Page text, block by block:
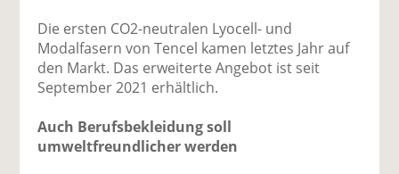
Die ersten CO2-neutralen Lyocell- und
Modalfasern von Tencel kamen letztes Jahr auf
den Markt. Das erweiterte Angebot ist seit
September 2021 erhältlich.
Auch Berufsbekleidung soll
umweltfreundlicher werden